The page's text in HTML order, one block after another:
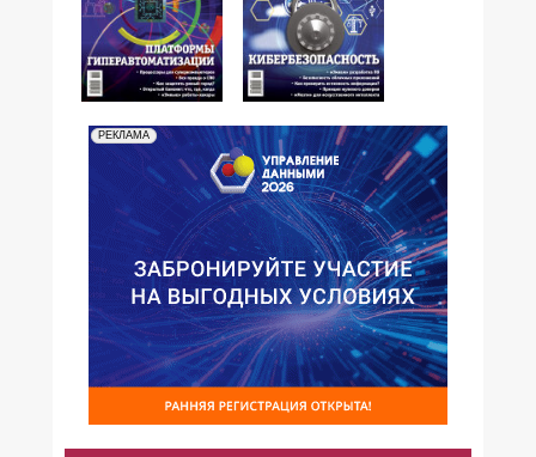
№02,2022 №01,2022
РЕКЛАМА